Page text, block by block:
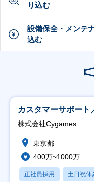
り込む
設備保全・メンテ
込む
カスタマーサポー
株式会社Cygames
東京都
400万~1000万
正社員採用 土日祝休